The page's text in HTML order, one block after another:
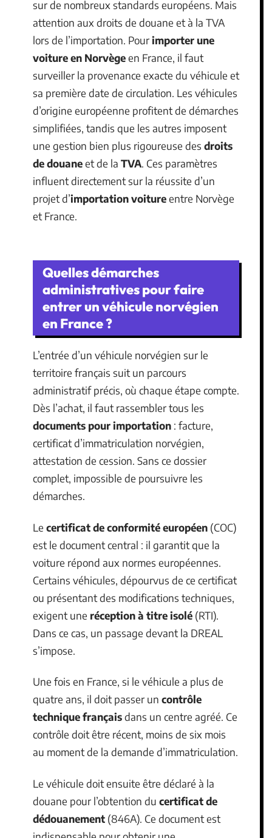
sur de nombreux standards européens. Mais
attention aux droits de douane et à la TVA
lors de l’importation. Pourimporter une
voiture en Norvègeen France, il faut
surveiller la provenance exacte du véhicule et
sa première date de circulation. Les véhicules
d’origine européenne profitent de démarches
simplifiées, tandis que les autres imposent
une gestion bien plus rigoureuse des droits
de douaneet de la TVA. Ces paramètres
influent directement sur la réussite d’un
projet d’importation voitureentre Norvège
et France.
Quelles démarches
administratives pour faire
entrer un véhicule norvégien
en France ?
L’entrée d’un véhicule norvégien sur le
territoire français suit un parcours
administratif précis, où chaque étape compte.
Dès l’achat, il faut rassembler tous les
documents pour importation : facture,
certificat d’immatriculation norvégien,
attestation de cession. Sans ce dossier
complet, impossible de poursuivre les
démarches.
Le certificat de conformité européen (COC)
est le document central : il garantit que la
voiture répond aux normes européennes.
Certains véhicules, dépourvus de ce certificat
ou présentant des modifications techniques,
exigent une réception à titre isolé (RTI).
Dans ce cas, un passage devant la DREAL
s’impose.
Une fois en France, si le véhicule a plus de
quatre ans, il doit passer un contrôle
technique françaisdans un centre agréé. Ce
contrôle doit être récent, moins de six mois
au moment de la demande d’immatriculation.
Le véhicule doit ensuite être déclaré à la
douane pour l’obtention du certificat de
dédouanement (846A). Ce document est